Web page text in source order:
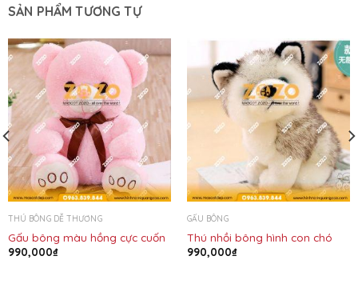
SẢN PHẨM TƯƠNG TỰ
THÚ BÔNG DỄ THƯƠNG
Gấu bông màu hồng cực cuốn
990,000₫
GẤU BÔNG
Thú nhồi bông hình con chó
990,000₫